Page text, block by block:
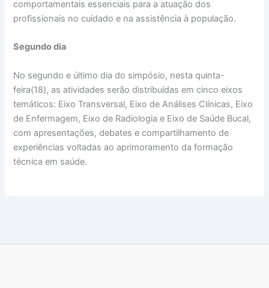
comportamentais essenciais para a atuação dos
profissionais no cuidado e na assistência à população.
Segundo dia
No segundo e último dia do simpósio, nesta quinta-
feira(18), as atividades serão distribuídas em cinco eixos
temáticos: Eixo Transversal, Eixo de Análises Clínicas, Eixo
de Enfermagem, Eixo de Radiologia e Eixo de Saúde Bucal,
com apresentações, debates e compartilhamento de
experiências voltadas ao aprimoramento da formação
técnica em saúde.